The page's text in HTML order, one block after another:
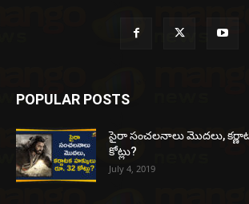
POPULAR POSTS
సైరా సంచలనాలు మొదలు,
కోట్లు?
July 4, 2019